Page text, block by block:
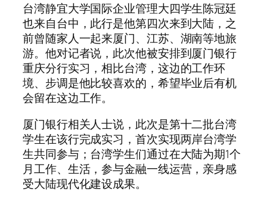
台湾静宜大学国际企业管理大四学生陈冠廷
也来自台中，此行是他第四次来到大陆，之
前曾随家人一起来厦门、江苏、湖南等地旅
游。他对记者说，此次他被安排到厦门银行
重庆分行实习，相比台湾，这边的工作环
境、步调是他比较喜欢的，希望毕业后有机
会留在这边工作。
厦门银行相关人士说，此次是第十二批台湾
学生在该行完成实习，首次实现两岸台湾学
生共同参与；台湾学生们通过在大陆为期1个
月工作、生活，参与金融一线运营，亲身感
受大陆现代化建设成果。